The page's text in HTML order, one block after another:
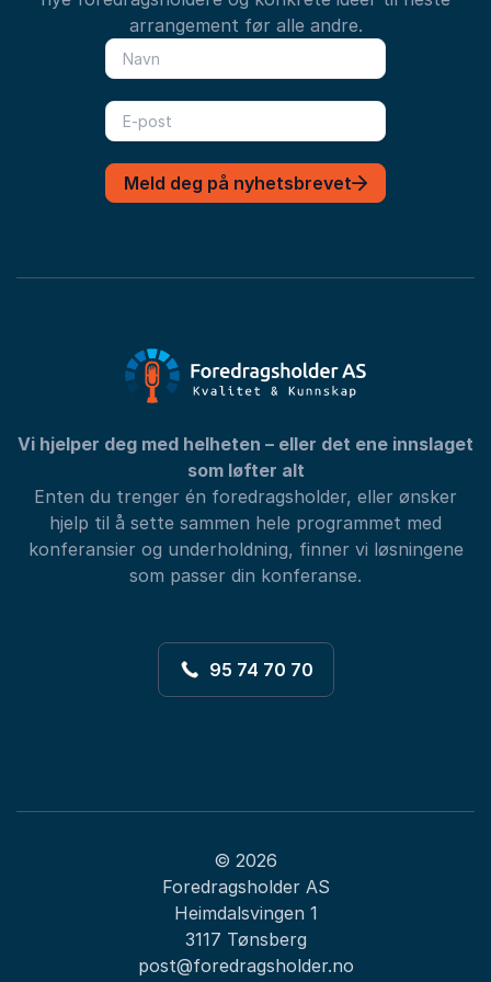
arrangement før alle andre.
Meld deg på nyhetsbrevet
Vi hjelper deg med helheten – eller det ene innslaget
som løfter alt
Enten du trenger én foredragsholder, eller ønsker
hjelp til å sette sammen hele programmet med
konferansier og underholdning, finner vi løsningene
som passer din konferanse.
95 74 70 70
© 2026
Foredragsholder AS
Heimdalsvingen 1
3117 Tønsberg
post@foredragsholder.no